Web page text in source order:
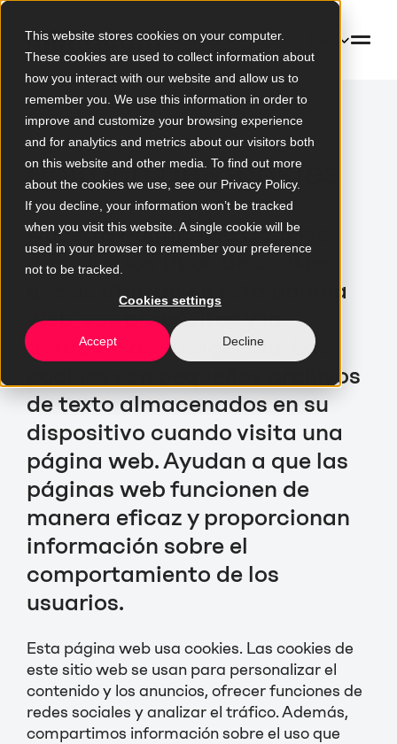
This website stores cookies on your computer.
These cookies are used to collect information about
how you interact with our website and allow us to
remember you. We use this information in order to
improve and customize your browsing experience
and for analytics and metrics about our visitors both
on this website and other media. To find out more
about the cookies we use, see our Privacy Policy.
If you decline, your information won’t be tracked
when you visit this website. A single cookie will be
used in your browser to remember your preference
not to be tracked.
Cookies settings
Accept Decline
Política de Cookies
Nuestra Política de Cookies
describe los tipos de cookies
que se utilizan en esta página
web, sus propósitos y la
duración de su vigencia. Las
cookies son pequeños archivos
de texto almacenados en su
dispositivo cuando visita una
página web. Ayudan a que las
páginas web funcionen de
manera eficaz y proporcionan
información sobre el
comportamiento de los
usuarios.
Esta página web usa cookies. Las cookies de
este sitio web se usan para personalizar el
contenido y los anuncios, ofrecer funciones de
redes sociales y analizar el tráfico. Además,
compartimos información sobre el uso que